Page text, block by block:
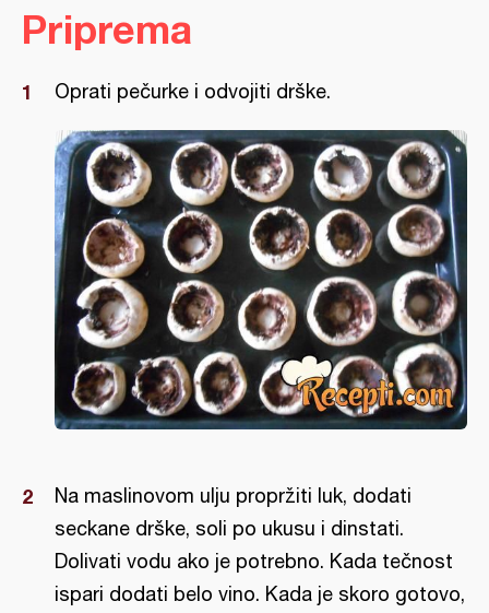
Priprema
Oprati pečurke i odvojiti drške.
Na maslinovom ulju propržiti luk, dodati
seckane drške, soli po ukusu i dinstati.
Dolivati vodu ako je potrebno. Kada tečnost
ispari dodati belo vino. Kada je skoro gotovo,